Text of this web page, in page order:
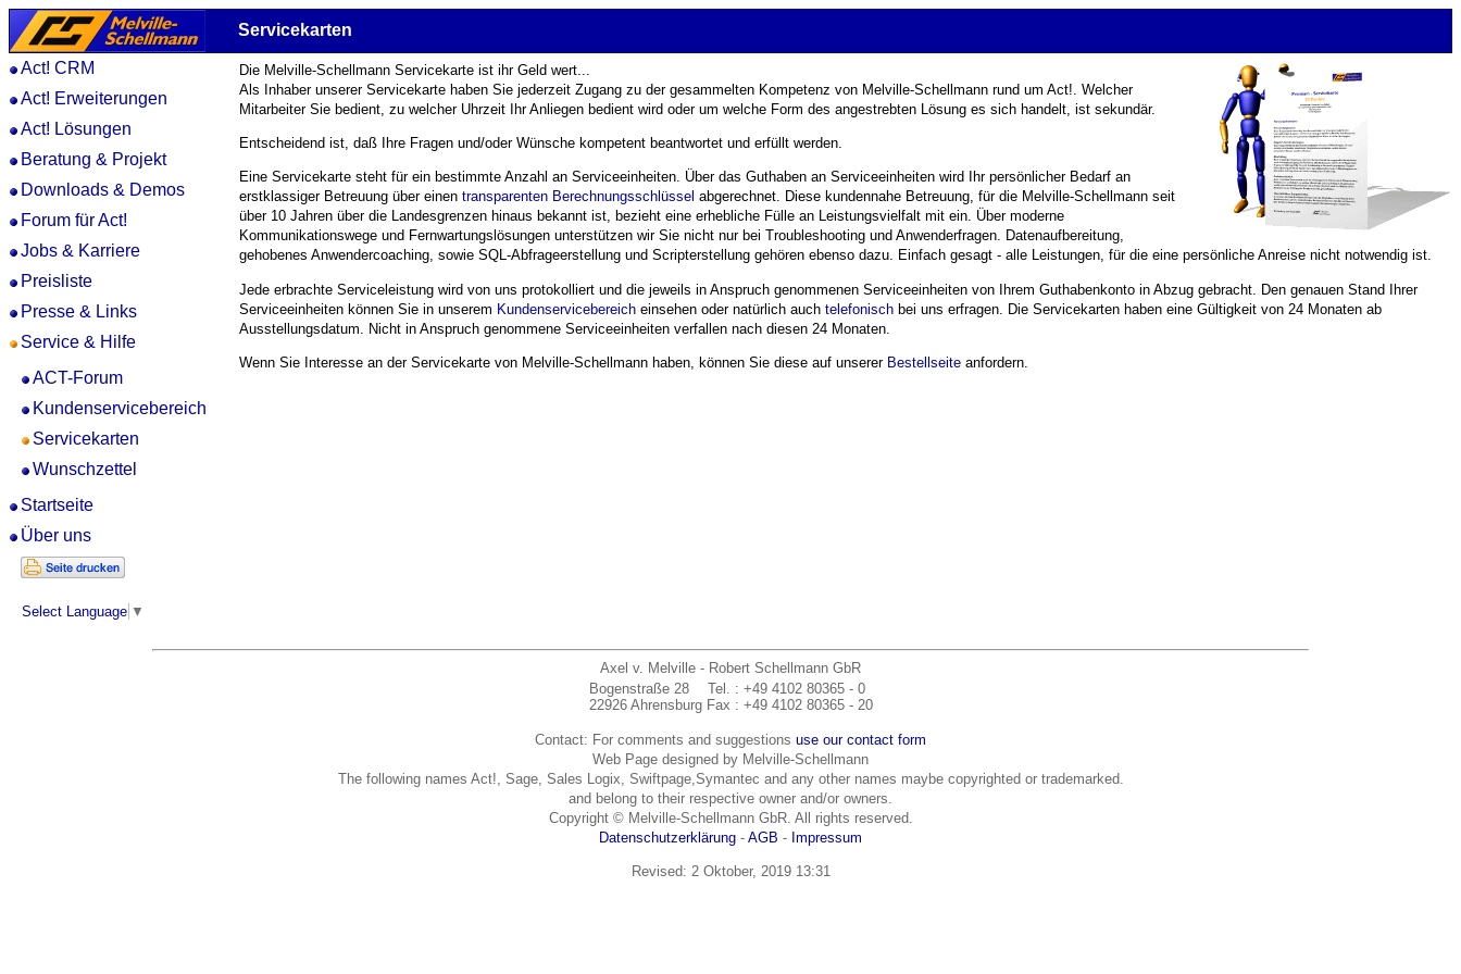
Servicekarten
Act! CRM
Act! Erweiterungen
Act! Lösungen
Beratung & Projekt
Downloads & Demos
Forum für Act!
Jobs & Karriere
Preisliste
Presse & Links
Service & Hilfe
ACT-Forum
Kundenservicebereich
Servicekarten
Wunschzettel
Startseite
Über uns
Select Language ▼
Die Melville-Schellmann Servicekarte ist ihr Geld wert...
Als Inhaber unserer Servicekarte haben Sie jederzeit Zugang zu der gesammelten Kompetenz von Melville-Schellmann rund um Act!. Welcher
Mitarbeiter Sie bedient, zu welcher Uhrzeit Ihr Anliegen bedient wird oder um welche Form des angestrebten Lösung es sich handelt, ist sekundär.
Entscheidend ist, daß Ihre Fragen und/oder Wünsche kompetent beantwortet und erfüllt werden.
Eine Servicekarte steht für ein bestimmte Anzahl an Serviceeinheiten. Über das Guthaben an Serviceeinheiten wird Ihr persönlicher Bedarf an
erstklassiger Betreuung über einen transparenten Berechnungsschlüssel abgerechnet. Diese kundennahe Betreuung, für die Melville-Schellmann seit
über 10 Jahren über die Landesgrenzen hinaus bekannt ist, bezieht eine erhebliche Fülle an Leistungsvielfalt mit ein. Über moderne
Kommunikationswege und Fernwartungslösungen unterstützen wir Sie nicht nur bei Troubleshooting und Anwenderfragen. Datenaufbereitung,
gehobenes Anwendercoaching, sowie SQL-Abfrageerstellung und Scripterstellung gehören ebenso dazu. Einfach gesagt - alle Leistungen, für die eine persönliche Anreise nicht notwendig ist.
Jede erbrachte Serviceleistung wird von uns protokolliert und die jeweils in Anspruch genommenen Serviceeinheiten von Ihrem Guthabenkonto in Abzug gebracht. Den genauen Stand Ihrer
Serviceeinheiten können Sie in unserem Kundenservicebereich einsehen oder natürlich auch telefonisch bei uns erfragen. Die Servicekarten haben eine Gültigkeit von 24 Monaten ab
Ausstellungsdatum. Nicht in Anspruch genommene Serviceeinheiten verfallen nach diesen 24 Monaten.
Wenn Sie Interesse an der Servicekarte von Melville-Schellmann haben, können Sie diese auf unserer Bestellseite anfordern.
Axel v. Melville - Robert Schellmann GbR
Bogenstraße 28
22926 Ahrensburg
Tel.
Fax
: +49 4102 80365 - 0
: +49 4102 80365 - 20
Contact: For comments and suggestions use our contact form
Web Page designed by Melville-Schellmann
The following names Act!, Sage, Sales Logix, Swiftpage,Symantec and any other names maybe copyrighted or trademarked.
and belong to their respective owner and/or owners.
Copyright © Melville-Schellmann GbR. All rights reserved.
Datenschutzerklärung - AGB - Impressum
Revised: 2 Oktober, 2019 13:31